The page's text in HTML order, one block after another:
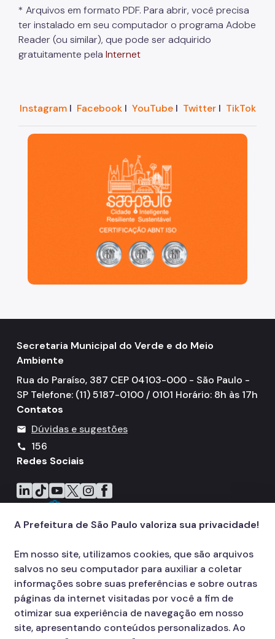
Legislação
Biblioteca
Ouvidoria Geral
* Arquivos em formato PDF. Para abrir, você precisa
ter instalado em seu computador o programa Adobe
Reader (ou similar), que pode ser adquirido
gratuitamente pela Internet
InstagramI FacebookI YouTubeI TwitterI TikTok
São Paulo, cidade inteligente, resiliente e sustentável
Secretaria Municipal do Verde e do Meio
Ambiente
Rua do Paraíso, 387 CEP 04103-000 - São Paulo -
SP Telefone: (11) 5187-0100 / 0101 Horário: 8h às 17h
Contatos
mail Dúvidas e sugestões
call
156
Redes Sociais
Icone do LinkedIn
Icone do TikTok
Icone do YouTube
Icone do X
Icone do Instagram
Icone do Facebook
A Prefeitura de São Paulo valoriza sua privacidade!
Em nosso site, utilizamos cookies, que são arquivos
salvos no seu computador para auxiliar a coletar
informações sobre suas preferências e sobre outras
páginas da internet visitadas por você a fim de
otimizar sua experiência de navegação em nosso
site, apresentando conteúdos personalizados. Ao